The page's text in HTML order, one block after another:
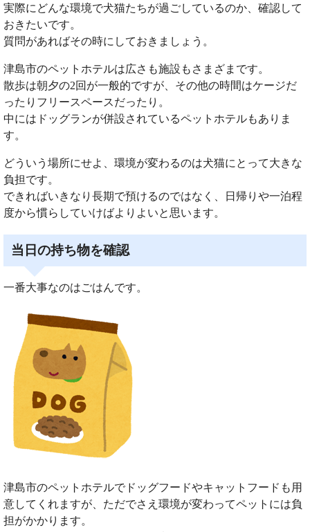
実際にどんな環境で犬猫たちが過ごしているのか、確認して
おきたいです。
質問があればその時にしておきましょう。
津島市のペットホテルは広さも施設もさまざまです。
散歩は朝夕の2回が一般的ですが、その他の時間はケージだ
ったりフリースペースだったり。
中にはドッグランが併設されているペットホテルもありま
す。
どういう場所にせよ、環境が変わるのは犬猫にとって大きな
負担です。
できればいきなり長期で預けるのではなく、日帰りや一泊程
度から慣らしていけばよりよいと思います。
当日の持ち物を確認
一番大事なのはごはんです。
津島市のペットホテルでドッグフードやキャットフードも用
意してくれますが、ただでさえ環境が変わってペットには負
担がかかります。